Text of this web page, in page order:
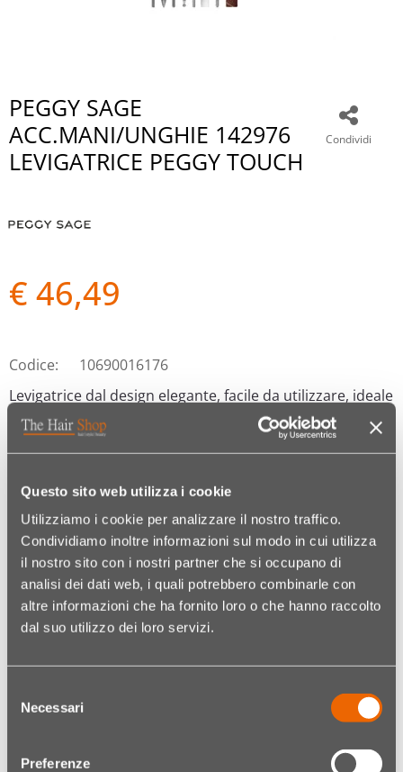
Questo sito web utilizza i cookie
Utilizziamo i cookie per analizzare il nostro traffico.
Condividiamo inoltre informazioni sul modo in cui utilizza
il nostro sito con i nostri partner che si occupano di
analisi dei dati web, i quali potrebbero combinarle con
altre informazioni che ha fornito loro o che hanno raccolto
dal suo utilizzo dei loro servizi.
delNecessari
Preferenze
Condividi
PEGGY SAGE
ACC.MANI/UNGHIE 142976
LEVIGATRICE PEGGY TOUCH
€ 46,49
Codice:
10690016176
Levigatrice dal design elegante, facile da utilizzare, ideale
per principianti e utilizzatori privati. Riservata
esclusivamente ad un uso personale. Contiene 1
levigatrice, 6 punte, 1 mandrino e 3 smerigli. (grana fine
240, media 150 o grossa 80)
- Punta Diamond - cilindro: per opacizzare l’unghia
naturale.
- Punta Diamond - sfera: per eliminare le cuticole.
- Punta Diamond - cono: permette di sollevare
l’eponichio e di liberarlo del letto naturale dell’unghia.
Ideale per le pieghe laterali.
- Punta Diamond - bianca: aiuta ad eliminare l’eponichio.
- Garanzia sull’apparecchiatura elettrica: 2 anni.